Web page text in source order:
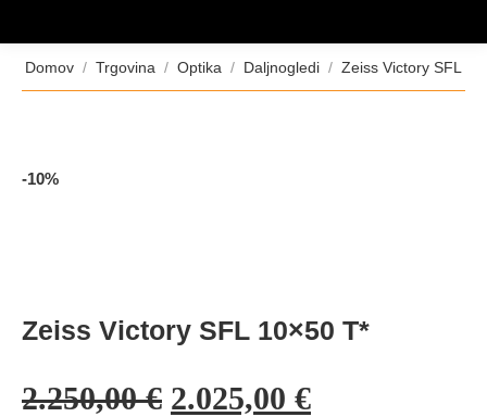
Tukaj ste:
Domov Trgovina Optika Daljnogledi Zeiss Victory SFL
-10%
Zeiss Victory SFL 10×50 T*
2.250,00€ Izvirna
2.025,00 €Trenutna